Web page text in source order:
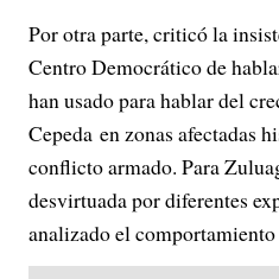
Por otra parte, criticó la
Centro Democrático de
han usado para hablar del
Cepeda en zonas afectadas
conflicto armado. Para
desvirtuada por diferentes
analizado el